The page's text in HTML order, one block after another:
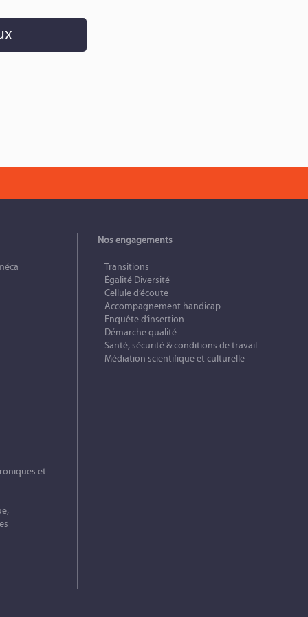
Nos engagements
Transitions
Égalité Diversité
Cellule d’écoute
Accompagnement handicap
Enquête d’insertion
Démarche qualité
Santé, sécurité & conditions de travail
Médiation scientifique et culturelle
et